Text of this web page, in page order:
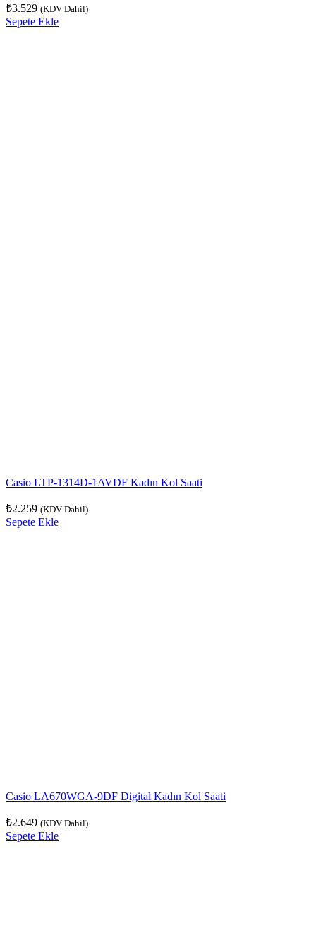
₺3.529 (KDV Dahil)
Sepete Ekle
Casio LTP-1314D-1AVDF Kadın Kol Saati
₺2.259 (KDV Dahil)
Sepete Ekle
Casio LA670WGA-9DF Digital Kadın Kol Saati
₺2.649 (KDV Dahil)
Sepete Ekle